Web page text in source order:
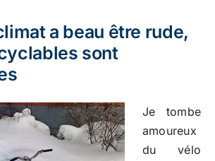
a beau être rude,
sont
Je tombe
amoureux
du vélo